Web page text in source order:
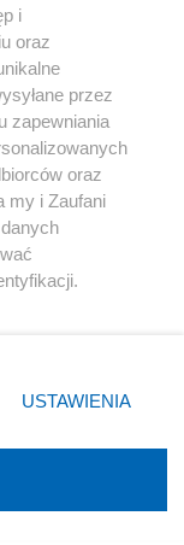
Youtube
i
oraz
przez
zapewniania
oraz
my i Zaufani
prywatności
zgody
takiemu
USTAWIENIA